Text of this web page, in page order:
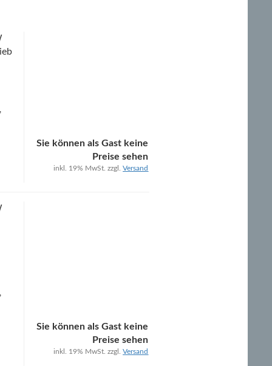
Sie können als Gast keine
Preise sehen
inkl. 19% MwSt. zzgl.Versand
Sie können als Gast keine
Preise sehen
inkl. 19% MwSt. zzgl.Versand